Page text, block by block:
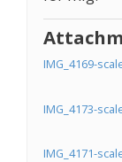
IMG_4169-
IMG_4173-
IMG_4171-